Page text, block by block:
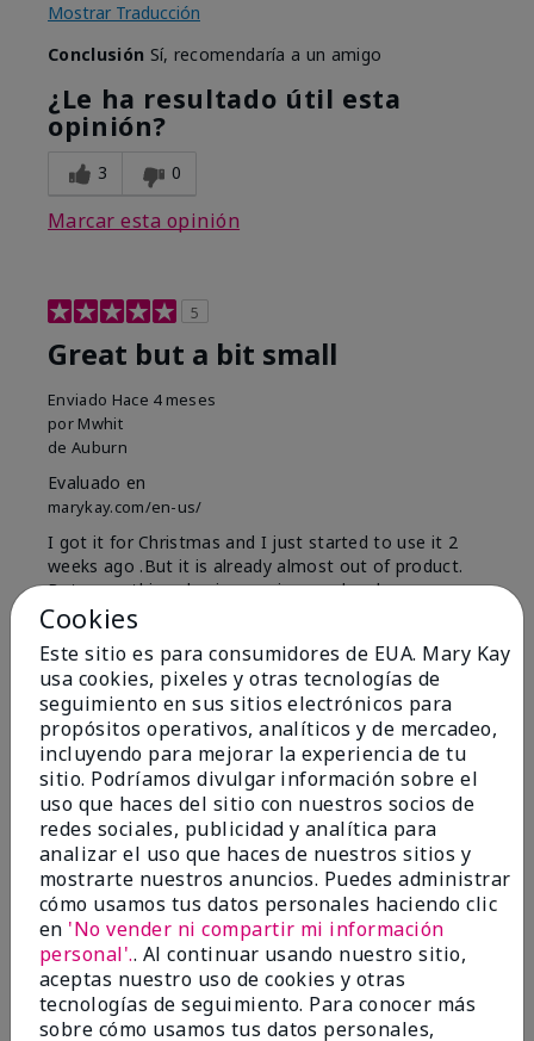
Mostrar Traducción
Conclusión Sí, recomendaría a un amigo
¿Le ha resultado útil esta
opinión?
3 0
Marcar esta opinión
5
Great but a bit small
Enviado Hace 4 meses
por Mwhit
de Auburn
Evaluado en
marykay.com/en-us/
I got it for Christmas and I just started to use it 2
weeks ago .But it is already almost out of product.
But every thing else is amazing, my hands are so
much softer. I will definitely be buying again.
Mostrar Traducción
ConclusiónSí, recomendaría a un amigo
¿Le ha resultado útil esta
opinión?
1 0
Marcar esta opinión
5
Thank you Ewa
Cookies
Este sitio es para consumidores de EUA. Mary Kay
usa cookies, pixeles y otras tecnologías de
seguimiento en sus sitios electrónicos para
propósitos operativos, analíticos y de mercadeo,
incluyendo para mejorar la experiencia de tu
sitio. Podríamos divulgar información sobre el
uso que haces del sitio con nuestros socios de
redes sociales, publicidad y analítica para
analizar el uso que haces de nuestros sitios y
mostrarte nuestros anuncios. Puedes administrar
cómo usamos tus datos personales haciendo clic
en 'No vender ni compartir mi información
personal'.. Al continuar usando nuestro sitio,
aceptas nuestro uso de cookies y otras
tecnologías de seguimiento. Para conocer más
sobre cómo usamos tus datos personales,